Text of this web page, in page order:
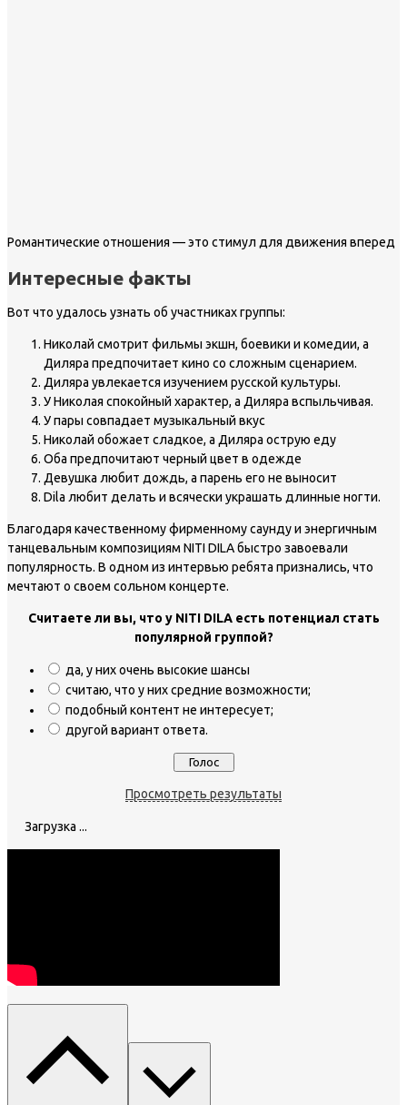
Романтические отношения — это стимул для движения вперед
Интересные факты
Вот что удалось узнать об участниках группы:
Николай смотрит фильмы экшн, боевики и комедии, а
Диляра предпочитает кино со сложным сценарием.
Диляра увлекается изучением русской культуры.
У Николая спокойный характер, а Диляра вспыльчивая.
У пары совпадает музыкальный вкус
Николай обожает сладкое, а Диляра острую еду
Оба предпочитают черный цвет в одежде
Девушка любит дождь, а парень его не выносит
Dila любит делать и всячески украшать длинные ногти.
Благодаря качественному фирменному саунду и энергичным
танцевальным композициям NITI DILA быстро завоевали
популярность. В одном из интервью ребята признались, что
мечтают о своем сольном концерте.
Считаете ли вы, что у NITI DILA есть потенциал стать
популярной группой?
да, у них очень высокие шансы
считаю, что у них средние возможности;
подобный контент не интересует;
другой вариант ответа.
Просмотреть результаты
Загрузка ...